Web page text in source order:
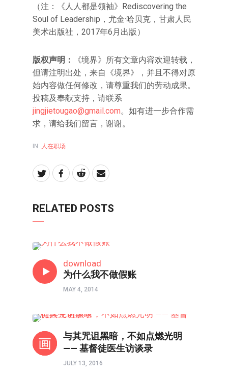
（注：《人人都是领袖》Rediscovering the
Soul of Leadership，尤金·哈贝克，甘肃人民
美术出版社，2017年6月出版）
版权声明：
《境界》所有文章内容欢迎转载，
但请注明出处，来自《境界》，并且不得对原
始内容做任何修改，请尊重我们的劳动成果。
投稿及奉献支持，请联系
jingjietougao@gmail.com。如有进一步合作需
求，请给我们留言，谢谢。
IN: 人在职场
RELATED POSTS
download
为什么我不做假账
MAY 4, 2014
与其咒诅黑暗，不如点燃光明
—— 基督徒医生访谈录
JULY 13, 2016